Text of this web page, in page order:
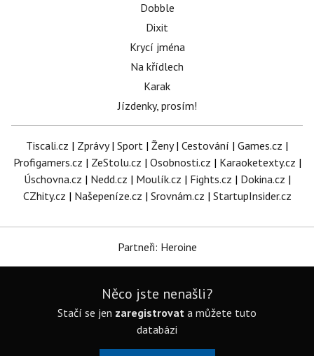
Dobble
Dixit
Krycí jména
Na křídlech
Karak
Jízdenky, prosím!
Tiscali.cz | Zprávy| Sport | Ženy| Cestování | Games.cz |
Profigamers.cz | ZeStolu.cz | Osobnosti.cz | Karaoketexty.cz |
Úschovna.cz | Nedd.cz | Moulík.cz | Fights.cz | Dokina.cz |
CZhity.cz | Našepeníze.cz | Srovnám.cz | StartupInsider.cz
Partneři: Heroine
Něco jste nenašli?
Stačí se jen zaregistrovat a můžete tuto
databázi